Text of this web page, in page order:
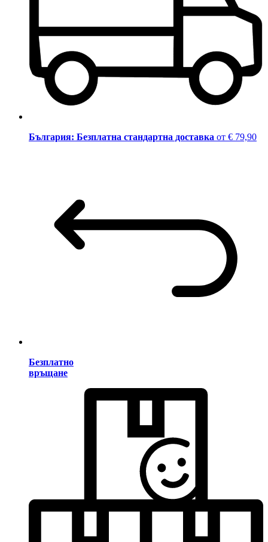
България: Безплатна стандартна доставка от € 79,90
Безплатно
връщане